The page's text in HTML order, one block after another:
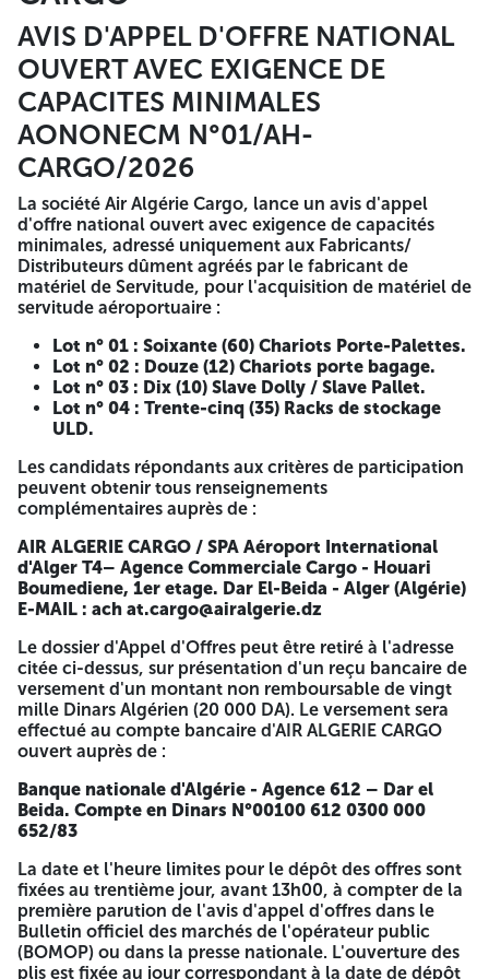
La société Air Algérie Cargo, lance un avis d'appel d'offre
national ouvert avec exigence de capacités minimales,
adressé uniquement aux Fabricants/ Distributeurs dûment
agréés par le fabricant de matériel de Servitude, pour
l'acquisition de matériel de servitude aéroportuaire :
Lot n° 01 : Soixante (60) Chariots Porte-Palettes.
Lot n° 02 : Douze (12) Chariots porte bagage.
Lot n° 03 : Dix (10) Slave Dolly / Slave Pallet.
Lot n° 04 : Trente-cinq (35) Racks de stockage ULD.
Les candidats répondants aux critères de participation
peuvent obtenir tous renseignements complémentaires
auprès de :
AIR ALGERIE CARGO / SPA Aéroport International d'Alger
T4– Agence Commerciale Cargo - Houari Boumediene,
1er etage. Dar El-Beida - Alger (Algérie) E-MAIL : ach
at.cargo@airalgerie.dz
Le dossier d'Appel d'Offres peut être retiré à l'adresse citée
ci-dessus, sur présentation d'un reçu bancaire de
versement d'un montant non remboursable de vingt mille
Dinars Algérien (20 000 DA). Le versement sera effectué au
compte bancaire d'AIR ALGERIE CARGO ouvert auprès de :
Banque nationale d'Algérie - Agence 612 – Dar el Beida.
Compte en Dinars N°00100 612 0300 000 652/83
La date et l'heure limites pour le dépôt des offres sont
fixées au trentième jour, avant 13h00, à compter de la
première parution de l'avis d'appel d'offres dans le Bulletin
officiel des marchés de l'opérateur public (BOMOP) ou
dans la presse nationale. L'ouverture des plis est fixée au
jour correspondant à la date de dépôt des offres, à 14h00,
au siège de la Direction Générale, et la séance sera
publique.
El Moudjahid/Pub Anep 2616009667 du 19/03/2026
AVIS D'APPEL D'OFFRE NATIONAL
OUVERT AVEC EXIGENCE DE
CAPACITES MINIMALES
AONONECM N°01/AH-
CARGO/2026
La société Air Algérie Cargo, lance un avis d'appel
d'offre national ouvert avec exigence de capacités
minimales, adressé uniquement aux Fabricants/
Distributeurs dûment agréés par le fabricant de
matériel de Servitude, pour l'acquisition de matériel de
servitude aéroportuaire :
Lot n° 01 : Soixante (60) Chariots Porte-Palettes.
Lot n° 02 : Douze (12) Chariots porte bagage.
Lot n° 03 : Dix (10) Slave Dolly / Slave Pallet.
Lot n° 04 : Trente-cinq (35) Racks de stockage
ULD.
Les candidats répondants aux critères de participation
peuvent obtenir tous renseignements
complémentaires auprès de :
AIR ALGERIE CARGO / SPA Aéroport International
d'Alger T4– Agence Commerciale Cargo - Houari
Boumediene, 1er etage. Dar El-Beida - Alger (Algérie)
E-MAIL : ach at.cargo@airalgerie.dz
Le dossier d'Appel d'Offres peut être retiré à l'adresse
citée ci-dessus, sur présentation d'un reçu bancaire de
versement d'un montant non remboursable de vingt
mille Dinars Algérien (20 000 DA). Le versement sera
effectué au compte bancaire d'AIR ALGERIE CARGO
ouvert auprès de :
Banque nationale d'Algérie - Agence 612 – Dar el
Beida. Compte en Dinars N°00100 612 0300 000
652/83
La date et l'heure limites pour le dépôt des offres sont
fixées au trentième jour, avant 13h00, à compter de la
première parution de l'avis d'appel d'offres dans le
Bulletin officiel des marchés de l'opérateur public
(BOMOP) ou dans la presse nationale. L'ouverture des
plis est fixée au jour correspondant à la date de dépôt